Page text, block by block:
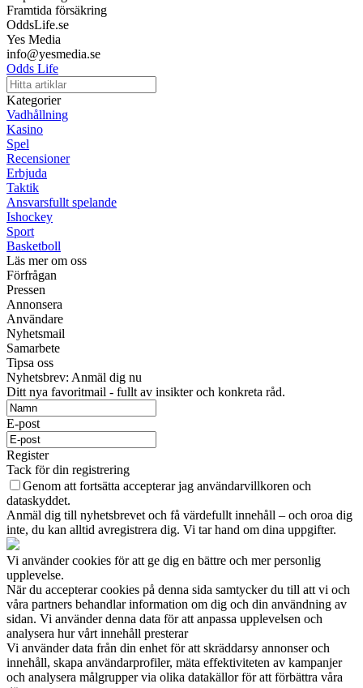
Framtida försäkring
OddsLife.se
Yes Media
info@yesmedia.se
Odds Life
Kategorier
Vadhållning
Kasino
Spel
Recensioner
Erbjuda
Taktik
Ansvarsfullt spelande
Ishockey
Sport
Basketboll
Läs mer om oss
Förfrågan
Pressen
Annonsera
Användare
Nyhetsmail
Samarbete
Tipsa oss
Nyhetsbrev: Anmäl dig nu
Ditt nya favoritmail - fullt av insikter och konkreta råd.
E-post
Register
Tack för din registrering
Genom att fortsätta accepterar jag användarvillkoren och
dataskyddet.
Anmäl dig till nyhetsbrevet och få värdefullt innehåll – och oroa dig
inte, du kan alltid avregistrera dig. Vi tar hand om dina uppgifter.
Vi använder cookies för att ge dig en bättre och mer personlig
upplevelse.
När du accepterar cookies på denna sida samtycker du till att vi och
våra partners behandlar information om dig och din användning av
sidan. Vi använder denna data för att anpassa upplevelsen och
analysera hur vårt innehåll presterar
Vi använder data från din enhet för att skräddarsy annonser och
innehåll, skapa användarprofiler, mäta effektiviteten av kampanjer
och analysera målgrupper via olika datakällor för att förbättra våra